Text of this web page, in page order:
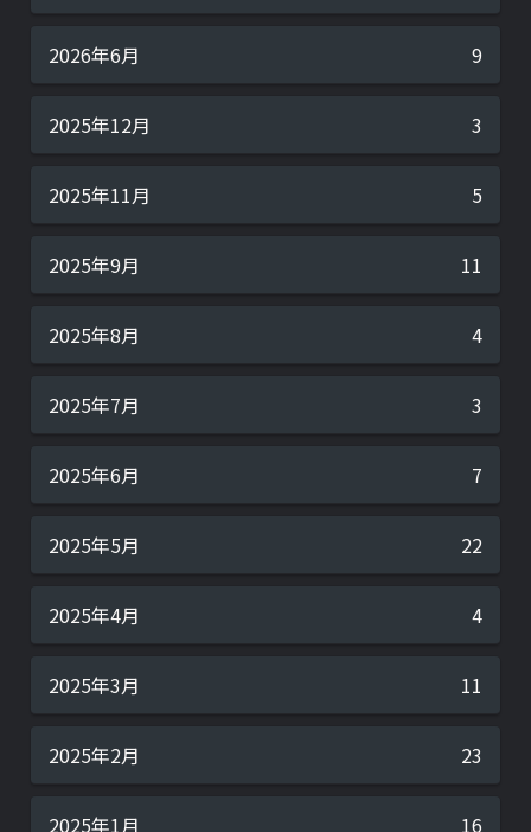
2026年6月 9
2025年12月 3
2025年11月 5
2025年9月 11
2025年8月 4
2025年7月 3
2025年6月 7
2025年5月 22
2025年4月 4
2025年3月 11
2025年2月 23
2025年1月 16